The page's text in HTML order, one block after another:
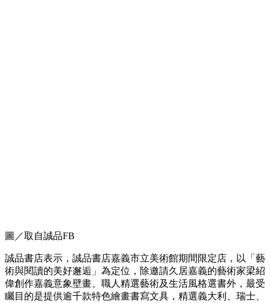
圖／取自誠品FB
誠品書店表示，誠品書店嘉義市立美術館期間限定店，以「藝
術與閱讀的美好邂逅」為定位，除邀請久居嘉義的藝術家梁紹
偉創作嘉義意象壁畫、職人精選藝術及生活風格選書外，最受
矚目的是提供逾千款特色繪畫書寫文具，精選義大利、瑞士、